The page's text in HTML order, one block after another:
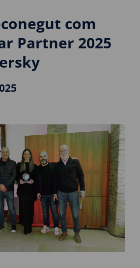
com
Partner 2025